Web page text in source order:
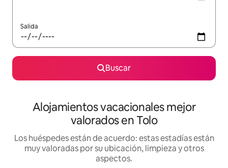
Salida
Buscar
Alojamientos vacacionales mejor
valorados en Tolo
Los huéspedes están de acuerdo: estas estadías están
muy valoradas por su ubicación, limpieza y otros
aspectos.